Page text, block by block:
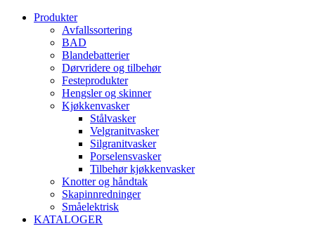
Produkter
Avfallssortering
BAD
Blandebatterier
Dørvridere og tilbehør
Festeprodukter
Hengsler og skinner
Kjøkkenvasker
Stålvasker
Velgranitvasker
Silgranitvasker
Porselensvasker
Tilbehør kjøkkenvasker
Knotter og håndtak
Skapinnredninger
Småelektrisk
KATALOGER